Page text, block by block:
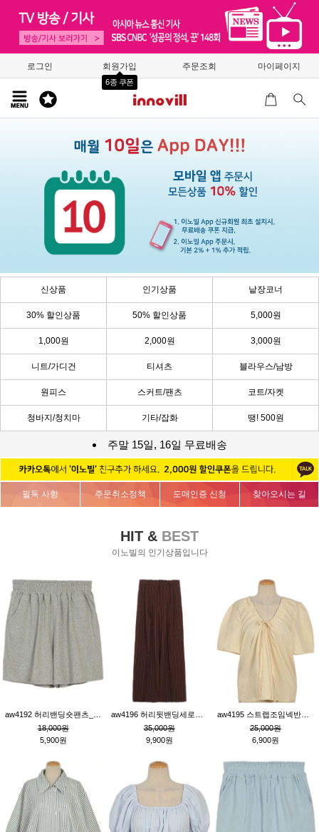
로그인 회원가입
6종 쿠폰
주문조회 마이페이지
신상품 인기상품 낱장코너
30% 할인상품 50% 할인상품 5,000원
1,000원 2,000원 3,000원
니트/가디건 티셔츠 블라우스/남방
원피스 스커트/팬츠 코트/자켓
청바지/청치마 기타/잡화 땡! 500원
주말 15일, 16일 무료배송
필독 사항 주문취소정책 도매인증 신청 찾아오시는 길
HIT & BEST
이노빌의 인기상품입니다
18,000원
5,900원
35,000원
9,900원
25,000원
6,900원